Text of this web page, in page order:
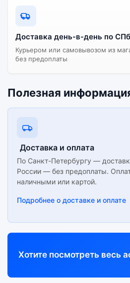
Доставка день-в-день по СПб
Курьером или самовывозом из
без предоплаты
Полезная
Доставка и оплата
По Санкт-Петербургу —
России — без предоплаты.
наличными или картой.
Подробнее о доставке и оплате
Хотите посмотреть весь